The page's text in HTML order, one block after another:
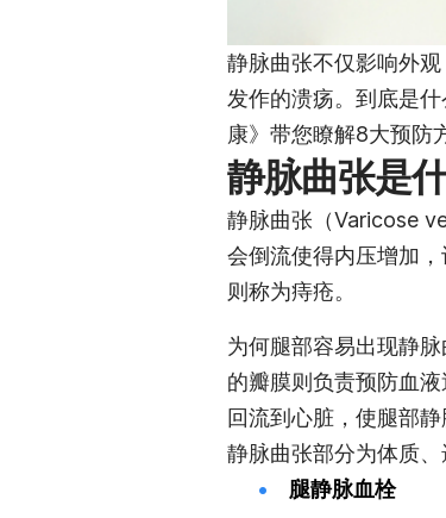
静脉曲张不仅影响外
发作的溃疡。到底是
康》带您瞭解8大预防
静脉曲张是
静脉曲张（Varicose
会倒流使得内压增加
则称为痔疮。
为何腿部容易出现静
的瓣膜则负责预防血
回流到心脏，使腿部
静脉曲张部分为体质
腿静脉血栓